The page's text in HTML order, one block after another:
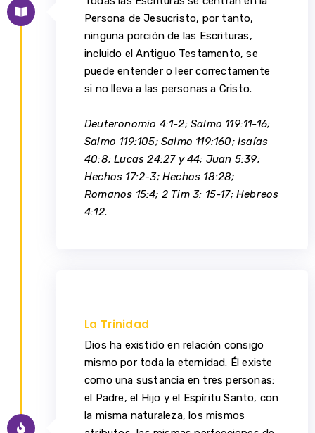
Persona de Jesucristo, por tanto,
ninguna porción de las Escrituras,
incluido el Antiguo Testamento, se
puede entender o leer correctamente
si no lleva a las personas a Cristo.
Deuteronomio 4:1-2; Salmo 119:11-16;
Salmo 119:105; Salmo 119:160; Isaías
40:8; Lucas 24:27 y 44; Juan 5:39;
Hechos 17:2-3; Hechos 18:28;
Romanos 15:4; 2 Tim 3: 15-17; Hebreos
4:12.
La Trinidad
Dios ha existido en relación consigo
mismo por toda la eternidad. Él existe
como una sustancia en tres personas:
el Padre, el Hijo y el Espíritu Santo, con
la misma naturaleza, los mismos